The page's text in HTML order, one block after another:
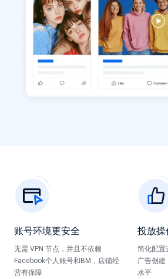
账号环境更安全
无需 VPN 节点，并且不依赖
Facebook个人账号和BM，店铺经
营有保障
投放操
简化配置
广告创建
水平